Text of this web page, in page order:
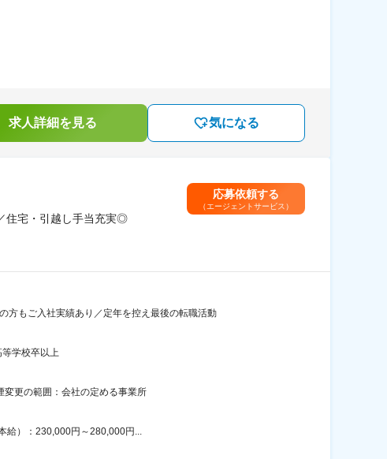
求人詳細を見る 気になる
住宅・引越し手当充実◎
応募依頼する
（エージェントサービス）
もご入社実績あり／定年を控え最後の転職活動
学校卒以上
変更の範囲：会社の定める事業所
給）：230,000円～280,000円...